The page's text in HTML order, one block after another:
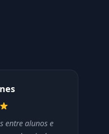
entre alunos e